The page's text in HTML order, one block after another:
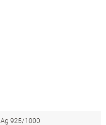
Ag 925/1000